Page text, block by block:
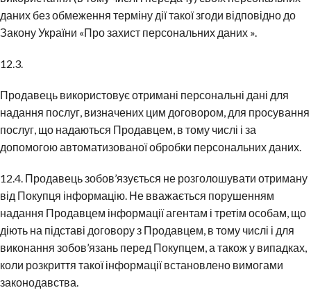
даних без обмеження терміну дії такої згоди відповідно до
Закону України «Про захист персональних даних ».
12.3.
Продавець використовує отримані персональні дані для
надання послуг, визначених цим договором, для просування
послуг, що надаються Продавцем, в тому числі і за
допомогою автоматизованої обробки персональних даних.
12.4. Продавець зобов’язується не розголошувати отриману
від Покупця інформацію. Не вважається порушенням
надання Продавцем інформації агентам і третім особам, що
діють на підставі договору з Продавцем, в тому числі і для
виконання зобов’язань перед Покупцем, а також у випадках,
коли розкриття такої інформації встановлено вимогами
законодавства.